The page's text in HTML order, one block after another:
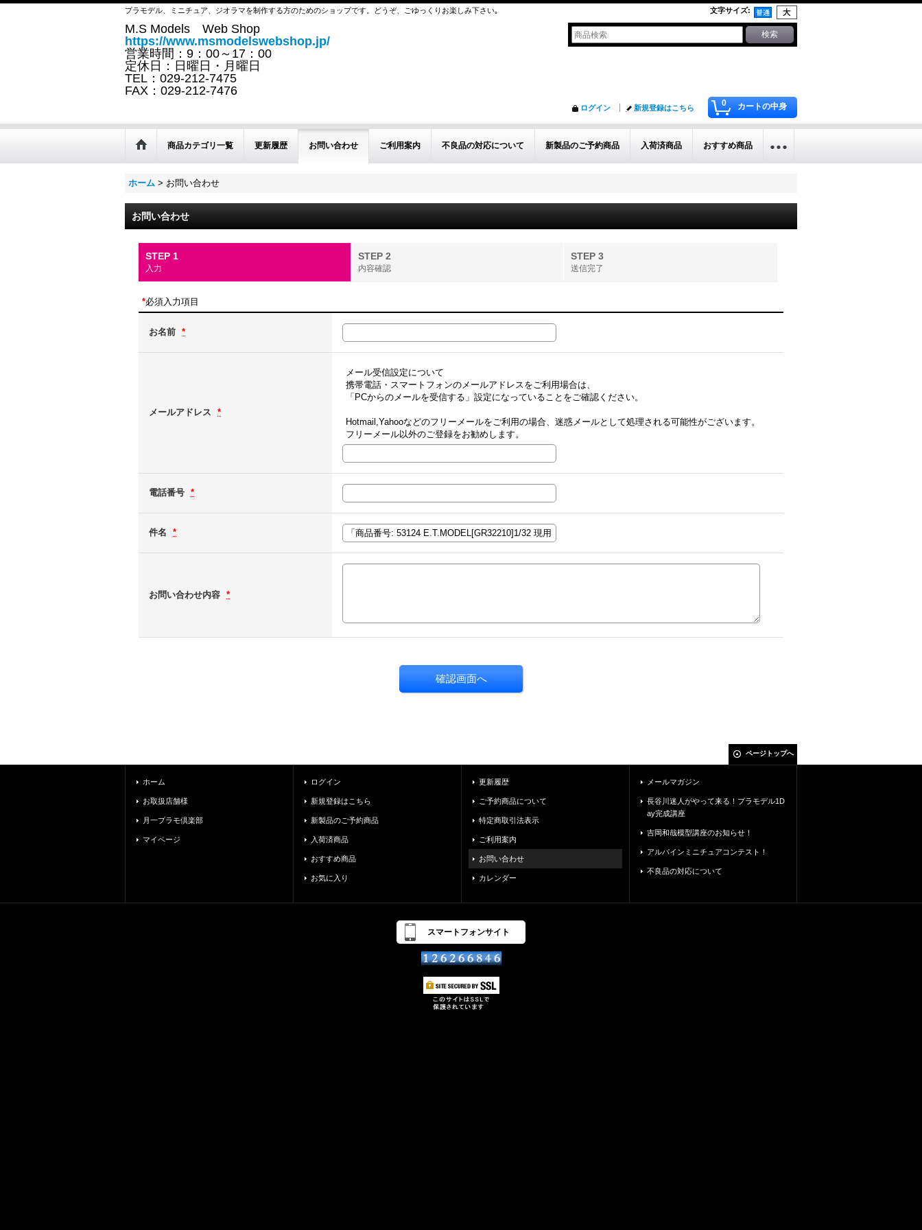
プラモデル、ミニチュア、ジオラマを制作する方のためのショップです。どうぞ、ごゆっくりお楽しみ下さい｡ 文字サイズ:
M.S Models Web Shop
https://www.msmodelswebshop.jp/
営業時間：9：00～17：00
定休日：日曜日・月曜日
TEL：029-212-7475
FAX：029-212-7476
0 カートの中身
ログイン 新規登録はこちら
商品カテゴリ一覧 更新履歴 お問い合わせ ご利用案内 不良品の対応について 新製品のご予約商品 入荷済商品 おすすめ商品
ホーム > お問い合わせ
お問い合わせ
STEP 1
入力
STEP 2
内容確認
STEP 3
送信完了
*必須入力項目
お名前 *
メールアドレス *
メール受信設定について
携帯電話・スマートフォンのメールアドレスをご利用場合は、
「PCからのメールを受信する」設定になっていることをご確認ください。
Hotmail,Yahooなどのフリーメールをご利用の場合、迷惑メールとして処理される可能性がございます。
フリーメール以外のご登録をお勧めします。
電話番号 *
件名 *
お問い合わせ内容 *
ページトップへ
ホーム
お取扱店舗様
月一プラモ倶楽部
マイページ
ログイン
新規登録はこちら
新製品のご予約商品
入荷済商品
おすすめ商品
お気に入り
更新履歴
ご予約商品について
特定商取引法表示
ご利用案内
お問い合わせ
カレンダー
メールマガジン
長谷川迷人がやって来る！プラモデル1D
ay完成講座
吉岡和哉模型講座のお知らせ！
アルパインミニチュアコンテスト！
不良品の対応について
スマートフォンサイト